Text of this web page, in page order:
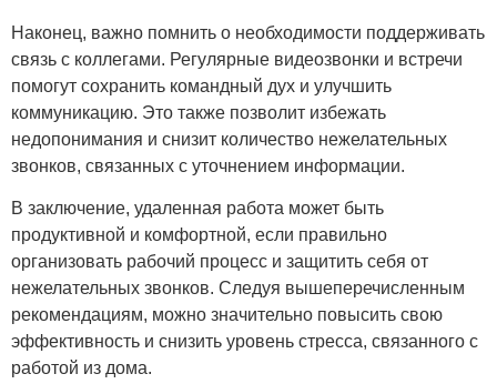
Наконец, важно помнить о необходимости поддерживать
связь с коллегами. Регулярные видеозвонки и встречи
помогут сохранить командный дух и улучшить
коммуникацию. Это также позволит избежать
недопонимания и снизит количество нежелательных
звонков, связанных с уточнением информации.
В заключение, удаленная работа может быть
продуктивной и комфортной, если правильно
организовать рабочий процесс и защитить себя от
нежелательных звонков. Следуя вышеперечисленным
рекомендациям, можно значительно повысить свою
эффективность и снизить уровень стресса, связанного с
работой из дома.